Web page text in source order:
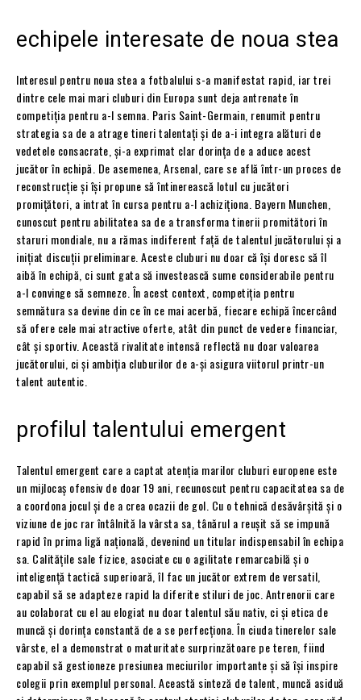
echipele interesate de noua stea
Interesul pentru noua stea a fotbalului s-a manifestat rapid, iar trei
dintre cele mai mari cluburi din Europa sunt deja antrenate în
competiția pentru a-l semna. Paris Saint-Germain, renumit pentru
strategia sa de a atrage tineri talentați și de a-i integra alături de
vedetele consacrate, și-a exprimat clar dorința de a aduce acest
jucător în echipă. De asemenea, Arsenal, care se află într-un proces de
reconstrucție și își propune să întinerească lotul cu jucători
promițători, a intrat în cursa pentru a-l achiziționa. Bayern Munchen,
cunoscut pentru abilitatea sa de a transforma tinerii promitători în
staruri mondiale, nu a rămas indiferent față de talentul jucătorului și a
inițiat discuții preliminare. Aceste cluburi nu doar că își doresc să îl
aibă în echipă, ci sunt gata să investească sume considerabile pentru
a-l convinge să semneze. În acest context, competiția pentru
semnătura sa devine din ce în ce mai acerbă, fiecare echipă încercând
să ofere cele mai atractive oferte, atât din punct de vedere financiar,
cât și sportiv. Această rivalitate intensă reflectă nu doar valoarea
jucătorului, ci și ambiția cluburilor de a-și asigura viitorul printr-un
talent autentic.
profilul talentului emergent
Talentul emergent care a captat atenția marilor cluburi europene este
un mijlocaș ofensiv de doar 19 ani, recunoscut pentru capacitatea sa de
a coordona jocul și de a crea ocazii de gol. Cu o tehnică desăvârșită și o
viziune de joc rar întâlnită la vârsta sa, tânărul a reușit să se impună
rapid în prima ligă națională, devenind un titular indispensabil în echipa
sa. Calitățile sale fizice, asociate cu o agilitate remarcabilă și o
inteligență tactică superioară, îl fac un jucător extrem de versatil,
capabil să se adapteze rapid la diferite stiluri de joc. Antrenorii care
au colaborat cu el au elogiat nu doar talentul său nativ, ci și etica de
muncă și dorința constantă de a se perfecționa. În ciuda tinerelor sale
vârste, el a demonstrat o maturitate surprinzătoare pe teren, fiind
capabil să gestioneze presiunea meciurilor importante și să își inspire
colegii prin exemplul personal. Această sinteză de talent, muncă asiduă